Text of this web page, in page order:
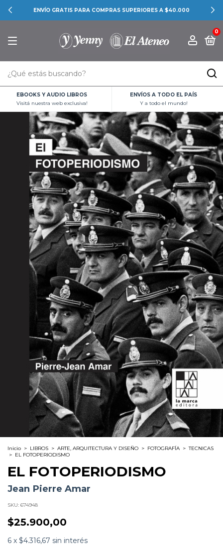
ENVÍO GRATIS PARA COMPRAS SUPERIORES A $40.000
0
EBOOKS Y AUDIO LIBROS
Visitá nuestra web exclusiva!
ENVÍOS A TODO EL PAÍS
Y a todo el mundo!
Inicio > LIBROS > ARTE, ARQUITECTURA Y DISEÑO > FOTOGRAFÍA > TECNICAS
> EL FOTOPERIODISMO
EL FOTOPERIODISMO
Jean Pierre Amar
SKU: 674948
$25.900,00
6 x $4.316,67 sin interés